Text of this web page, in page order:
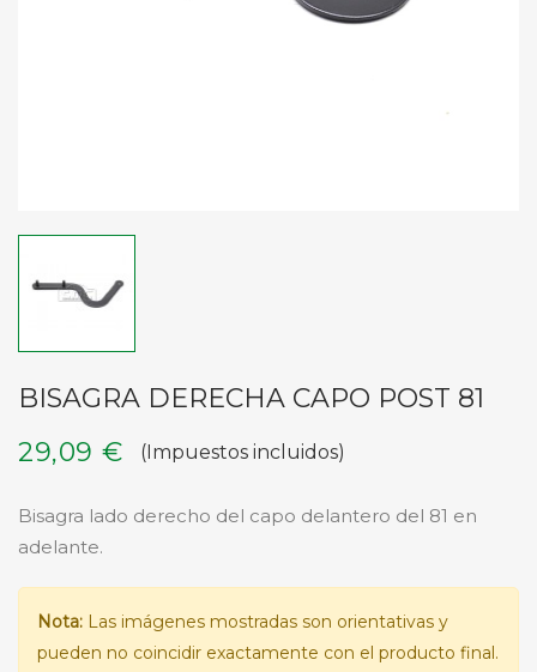
BISAGRA DERECHA CAPO POST 81
29,09 €
(Impuestos incluidos)
Bisagra lado derecho del capo delantero del 81 en
adelante.
Nota: Las imágenes mostradas son orientativas y
pueden no coincidir exactamente con el producto final.